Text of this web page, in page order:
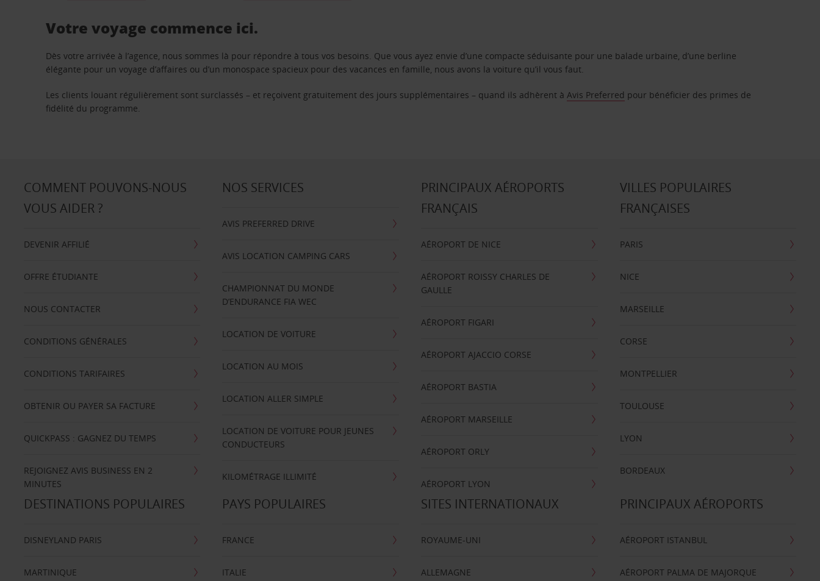
Votre voyage commence ici.
Dès votre arrivée à l’agence, nous sommes là pour répondre à tous vos besoins. Que vous ayez envie d’une compacte séduisante pour une balade urbaine, d’une berline
élégante pour un voyage d’affaires ou d’un monospace spacieux pour des vacances en famille, nous avons la voiture qu’il vous faut.
Les clients louant régulièrement sont surclassés – et reçoivent gratuitement des jours supplémentaires – quand ils adhèrent àAvis Preferred pour bénéficier des primes de
fidélité du programme.
COMMENT POUVONS-NOUS
VOUS AIDER ?
DEVENIR AFFILIÉ
OFFRE ÉTUDIANTE
NOUS CONTACTER
CONDITIONS GÉNÉRALES
CONDITIONS TARIFAIRES
OBTENIR OU PAYER SA FACTURE
QUICKPASS : GAGNEZ DU TEMPS
REJOIGNEZ AVIS BUSINESS EN 2
MINUTES
NOS SERVICES
AVIS PREFERRED DRIVE
AVIS LOCATION CAMPING CARS
CHAMPIONNAT DU MONDE
D’ENDURANCE FIA WEC
LOCATION DE VOITURE
LOCATION AU MOIS
LOCATION ALLER SIMPLE
LOCATION DE VOITURE POUR JEUNES
CONDUCTEURS
KILOMÉTRAGE ILLIMITÉ
PRINCIPAUX AÉROPORTS
FRANÇAIS
AÉROPORT DE NICE
AÉROPORT ROISSY CHARLES DE
GAULLE
AÉROPORT FIGARI
AÉROPORT AJACCIO CORSE
AÉROPORT BASTIA
AÉROPORT MARSEILLE
AÉROPORT ORLY
AÉROPORT LYON
VILLES POPULAIRES
FRANÇAISES
PARIS
NICE
MARSEILLE
CORSE
MONTPELLIER
TOULOUSE
LYON
BORDEAUX
DESTINATIONS POPULAIRES
DISNEYLAND PARIS
MARTINIQUE
PAYS POPULAIRES
FRANCE
ITALIE
SITES INTERNATIONAUX
ROYAUME-UNI
ALLEMAGNE
PRINCIPAUX AÉROPORTS
AÉROPORT ISTANBUL
AÉROPORT PALMA DE MAJORQUE